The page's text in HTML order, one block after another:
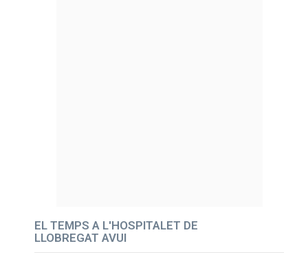
EL TEMPS A L'HOSPITALET DE
LLOBREGAT AVUI